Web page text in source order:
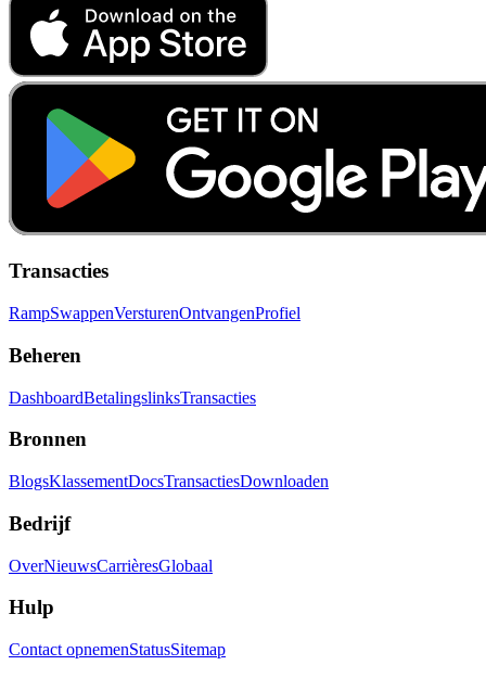
Transacties
RampSwappenVersturenOntvangenProfiel
Beheren
DashboardBetalingslinksTransacties
Bronnen
BlogsKlassementDocsTransactiesDownloaden
Bedrijf
OverNieuwsCarrièresGlobaal
Hulp
Contact opnemenStatusSitemap